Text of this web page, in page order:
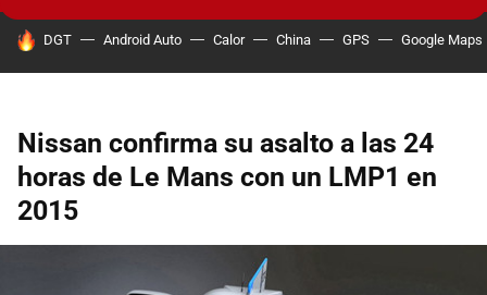
HOY SE HABLA DE
DGT Android Auto Calor China GPS Google Maps
Nissan confirma su asalto a las 24
horas de Le Mans con un LMP1 en
2015